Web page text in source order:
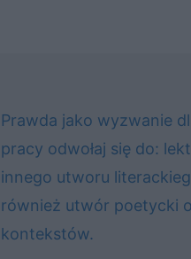
Prawda jako wyzwanie
pracy odwołaj się do:
innego utworu
również utwór poetycki
kontekstów.